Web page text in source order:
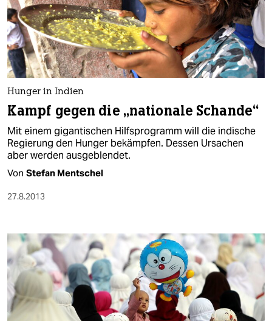
Hunger in Indien
Kampf gegen die „nationale Schande“
Mit einem gigantischen Hilfsprogramm will die indische
Regierung den Hunger bekämpfen. Dessen Ursachen
aber werden ausgeblendet.
Von Stefan Mentschel
27.8.2013